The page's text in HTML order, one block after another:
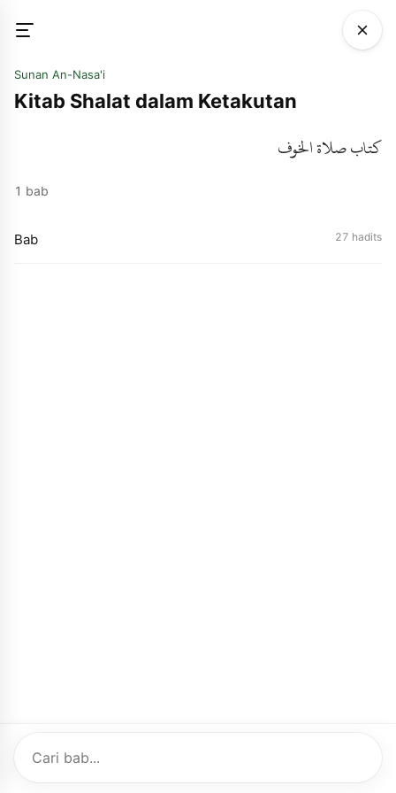
Sunan An-Nasa'i
Kitab Shalat dalam Ketakutan
كتاب صلاة الخوف
1 bab
Bab 27 hadits